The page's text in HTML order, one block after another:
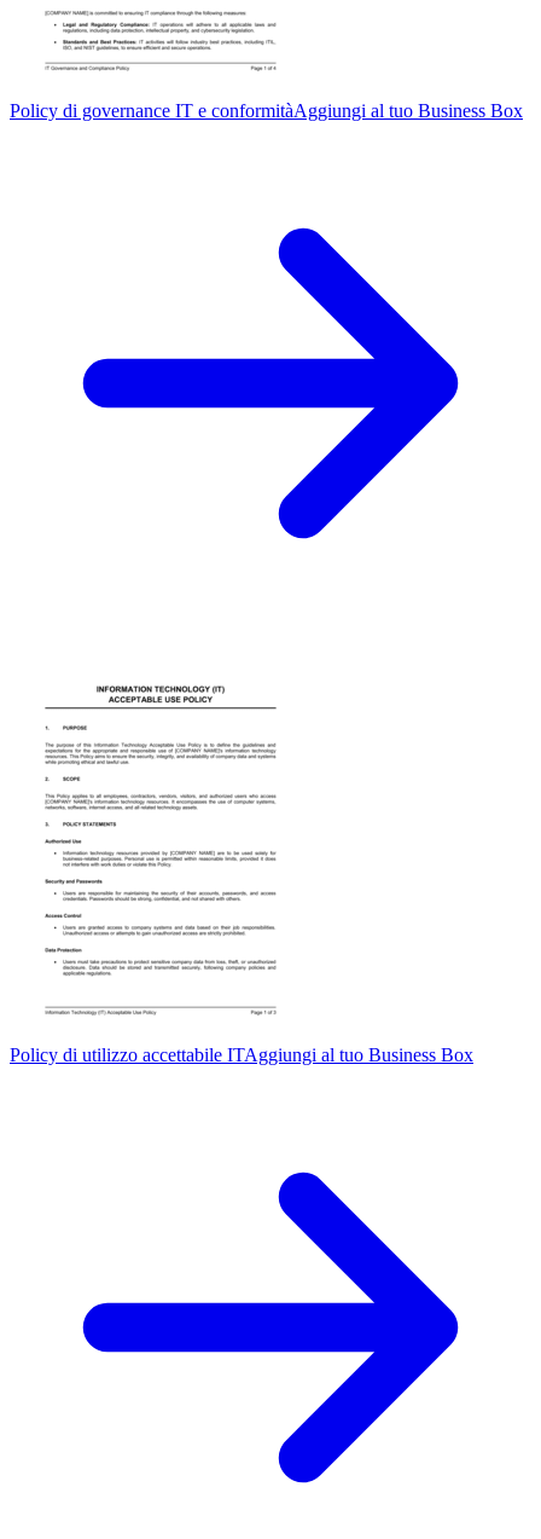
Policy di governance IT e conformitàAggiungi al tuo Business Box
Policy di utilizzo accettabile ITAggiungi al tuo Business Box